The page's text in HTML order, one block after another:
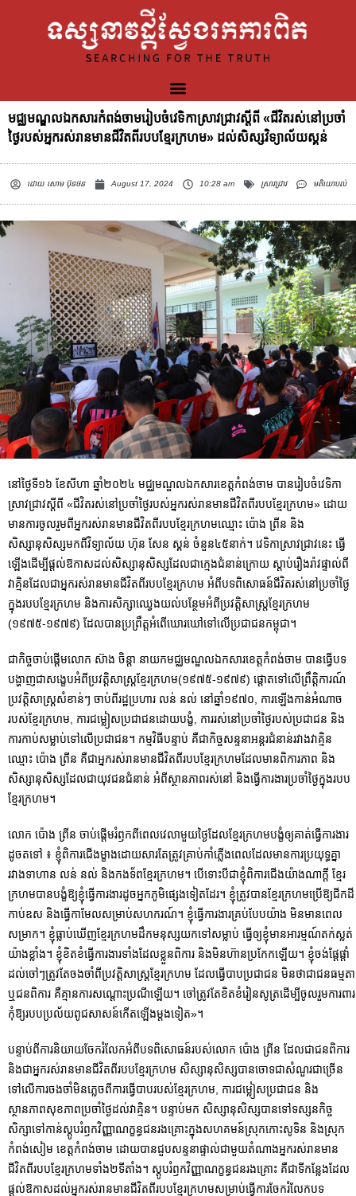
មជ្ឈមណ្ឌលឯកសារកំពង់ចាមរៀបចំវេទិកាស្រាវជ្រាវស្ដីពី «ជីវិតរស់នៅប្រចាំ
ថ្ងៃរបស់អ្នករស់រានមានជីវិតពីរបបខ្មែរក្រហម» ដល់សិស្សវិទ្យាល័យស្គន់
ដោយសោម ប៊ុនថន August 17, 2024 10:28 am ស្រាវជ្រាវ មតិយោបល់
នៅថ្ងៃទី១៦ ខែសីហា ឆ្នាំ២០២៤ មជ្ឈមណ្ឌលឯកសារខេត្តកំពង់ចាម បានរៀបចំវេទិកា
ស្រាវជ្រាវស្ដីពី «ជីវិតរស់នៅប្រចាំថ្ងៃរបស់អ្នករស់រានមានជីវិតពីរបបខ្មែរក្រហម» ដោយ
មានការចូលរួមពីអ្នករស់រានមានជីវិតពីរបបខ្មែរក្រហមឈ្មោះ ប៉ោង ព្រីន និង
សិស្សានុសិស្សមកពីវិទ្យាល័យ ហ៊ុន សែន ស្គន់ ចំនួន៤៥នាក់។ វេទិកាស្រាវជ្រាវនេះ ធ្វើ
ឡើងដើម្បីផ្ដល់ឱកាសដល់សិស្សានុសិស្សដែលជាក្មេងជំនាន់ក្រោយ ស្ដាប់រឿងរ៉ាវផ្ទាល់ពី
វាគ្មិនដែលជាអ្នករស់រានមានជីវិតពីរបបខ្មែរក្រហម អំពីបទពិសោធន៍ជីវិតរស់នៅប្រចាំថ្ងៃ
ក្នុងរបបខ្មែរក្រហម និងការសិក្សាឈ្វេងយល់បន្ថែមអំពីប្រវត្តិសាស្រ្តខ្មែរក្រហម
(១៩៧៥-១៩៧៩) ដែលបានប្រព្រឹត្តអំពើឃោរឃៅទៅលើប្រជាជនកម្ពុជា។
ជាកិច្ចចាប់ផ្ដើមលោក ស៊ាង ចិន្ដា នាយកមជ្ឈមណ្ឌលឯកសារខេត្តកំពង់ចាម បានធ្វើបទ
បង្ហាញជាសង្ខេបអំពីប្រវត្តិសាស្រ្តខ្មែរក្រហម(១៩៧៥-១៩៧៩) ផ្ដោតទៅលើព្រឹត្តិការណ៍
ប្រវត្តិសាស្រ្តសំខាន់ៗ ចាប់ពីរដ្ឋប្រហារ លន់ នល់ នៅឆ្នាំ១៩៧០, ការឡើងកាន់អំណាច
របស់ខ្មែរក្រហម, ការជម្លៀសប្រជាជនដោយបង្ខំ, ការរស់នៅប្រចាំថ្ងៃរបស់ប្រជាជន និង
ការកាប់សម្លាប់ទៅលើប្រជាជន។ កម្មវិធីបន្ទាប់ គឺជាកិច្ចសន្ទនាអន្តរជំនាន់រវាងវាគ្មិន
ឈ្មោះ ប៉ោង ព្រីន គឺជាអ្នករស់រានមានជីវិតពីរបបខ្មែរក្រហមដែលមានពិការភាព និង
សិស្សានុសិស្សដែលជាយុវជនជំនាន់ អំពីស្ថានភាពរស់នៅ និងធ្វើការងារប្រចាំថ្ងៃក្នុងរបប
ខ្មែរក្រហម។
លោក ប៉ោង ព្រីន ចាប់ផ្ដើមរំឭកពីពេលវេលាមួយថ្ងៃដែលខ្មែរក្រហមបង្ខំឲ្យគាត់ធ្វើការងារ
ដូចតទៅ ៖ ខ្ញុំពិការជើងម្ខាងដោយសារតែត្រូវគ្រាប់កាំភ្លើងពេលដែលមានការប្រយុទ្ធគ្នា
រវាងទាហាន លន់ នល់ និងកងទ័ពខ្មែរក្រហម។ បើទោះបីជាខ្ញុំពិការជើងយ៉ាងណាក្ដី ខ្មែរ
ក្រហមបានបង្ខំឱ្យខ្ញុំធ្វើការងារដូចអ្នកភូមិផ្សេងទៀតដែរ។ ខ្ញុំត្រូវបានខ្មែរក្រហមប្រើឱ្យជីកដី
កាប់ឧស និងធ្វើកាមែលសម្រាប់សហករណ៍។ ខ្ញុំធ្វើការងារគ្រប់បែបយ៉ាង មិនមានពេល
សម្រាក។ ខ្ញុំធ្លាប់ឃើញខ្មែរក្រហមដឹកមនុស្សយកទៅសម្លាប់ ធ្វើឲ្យខ្ញុំមានអារម្មណ៍តក់ស្លត់
យ៉ាងខ្លាំង។ ខ្ញុំខិតខំធ្វើការងារទាំងដែលខ្លួនពិការ និងមិនហ៊ានប្រកែកឡើយ។ ខ្ញុំចង់ផ្ដែផ្ដាំ
ដល់ចៅៗត្រូវតែចងចាំពីប្រវត្តិសាស្រ្តខ្មែរក្រហម ដែលធ្វើបាបប្រជាជន មិនថាជាជនធម្មតា
ឬជនពិការ គឺគ្មានការសណ្ដោះប្រណីឡើយ។ ចៅត្រូវតែខិតខំរៀនសូត្រដើម្បីចូលរួមការពារ
កុំឱ្យរបបប្រល័យពូជសាសន៍កើតឡើងម្ដងទៀត»។
បន្ទាប់ពីការនិយាយចែករំលែកអំពីបទពិសោធន៍របស់លោក ប៉ោង ព្រីន ដែលជាជនពិការ
និងជាអ្នករស់រានមានជីវិតពីរបបខ្មែរក្រហម សិស្សានុសិស្សបានចោទជាសំណួរជាច្រើន
ទៅលើការចងចាំមិនភ្លេចពីការធ្វើបាបរបស់ខ្មែរក្រហម, ការជម្លៀសប្រជាជន និង
ស្ថានភាពសុខភាពប្រចាំថ្ងៃដល់វាគ្មិន។ បន្ទាប់មក សិស្សានុសិស្សបានទៅទស្សនកិច្ច
សិក្សាទៅកាន់ស្ដូបរំឭកវិញ្ញាណក្ខន្ធជនរងគ្រោះក្នុងសហគមន៍ស្រុកកោះសូទិន និងស្រុក
កំពង់សៀម ខេត្តកំពង់ចាម ដោយបានជួបសន្ទនាផ្ទាល់ជាមួយតំណាងអ្នករស់រានមាន
ជីវិតពីរបបខ្មែរក្រហមទាំង២ទីតាំង។ ស្ដូបរំឭកវិញ្ញាណក្ខន្ធជនរងគ្រោះ គឺជាទីកន្លែងដែល
ផ្ដល់ឱកាសដល់អ្នករស់រានមានជីវិតពីរបបខ្មែរក្រហមសម្រាប់ធ្វើការចែករំលែកបទ